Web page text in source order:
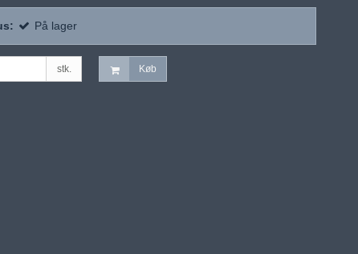
På lager
stk. Køb